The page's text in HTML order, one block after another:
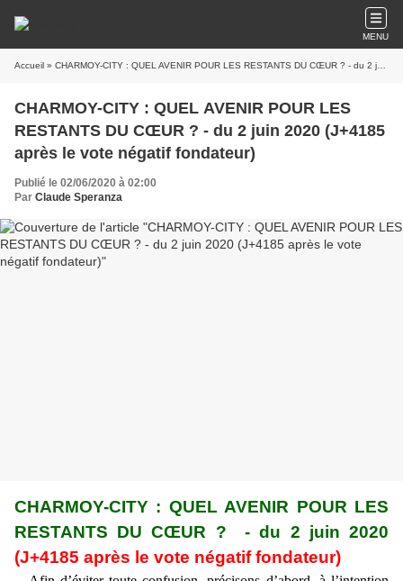
MENU
Accueil » CHARMOY-CITY : QUEL AVENIR POUR LES RESTANTS DU CŒUR ? - du 2 juin 2020 (J+4185 après le vote négatif fondateur)
CHARMOY-CITY : QUEL AVENIR POUR LES
RESTANTS DU CŒUR ? - du 2 juin 2020 (J+4185
après le vote négatif fondateur)
Publié le 02/06/2020 à 02:00
Par Claude Speranza
CHARMOY-CITY : QUEL AVENIR POUR LES
RESTANTS DU CŒUR ? - du 2 juin 2020
(J+4185 après le vote négatif fondateur)